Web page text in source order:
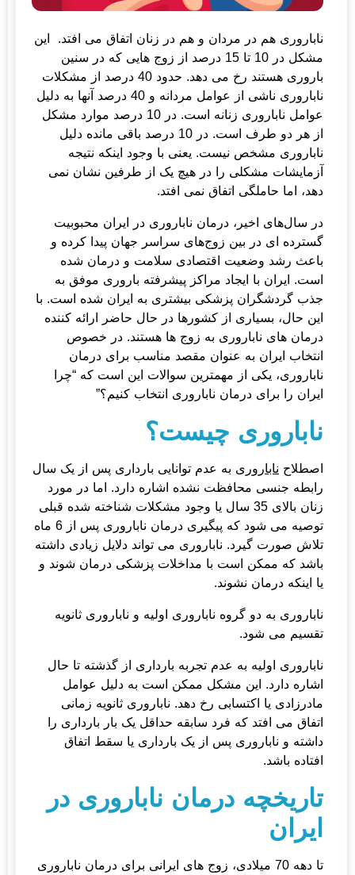
ناباروری هم در مردان و هم در زنان اتفاق می افتد. این
مشکل در 10 تا 15 درصد از زوج هایی که در سنین
باروری هستند رخ می دهد. حدود 40 درصد از مشکلات
ناباروری ناشی از عوامل مردانه و 40 درصد آنها به دلیل
عوامل ناباروری زنانه است. در 10 درصد موارد مشکل
از هر دو طرف است. در 10 درصد باقی مانده دلیل
ناباروری مشخص نیست. یعنی با وجود اینکه نتیجه
آزمایشات مشکلی را در هیچ یک از طرفین نشان نمی
دهد، اما حاملگی اتفاق نمی افتد.
در سال‌های اخیر، درمان ناباروری در ایران محبوبیت
گسترده ای در بین زوج‌های سراسر جهان پیدا کرده و
باعث رشد وضعیت اقتصادی سلامت و درمان شده
است. ایران با ایجاد مراکز پیشرفته باروری موفق به
جذب گردشگران پزشکی بیشتری به ایران شده است. با
این حال، بسیاری از کشورها در حال حاضر ارائه کننده
درمان های ناباروری به زوج ها هستند. در خصوص
انتخاب ایران به عنوان مقصد مناسب برای درمان
ناباروری، یکی از مهمترین سوالات این است که “چرا
ایران را برای درمان ناباروری انتخاب کنیم؟”
ناباروری چیست؟
اصطلاح ناباروری به عدم توانایی بارداری پس از یک سال
رابطه جنسی محافظت نشده اشاره دارد. اما در مورد
زنان بالای 35 سال یا وجود مشکلات شناخته شده قبلی
توصیه می شود که پیگیری درمان ناباروری پس از 6 ماه
تلاش صورت گیرد. ناباروری می تواند دلایل زیادی داشته
باشد که ممکن است با مداخلات پزشکی درمان شوند و
یا اینکه درمان نشوند.
ناباروری به دو گروه ناباروری اولیه و ناباروری ثانویه
تقسیم می شود.
ناباروری اولیه به عدم تجربه بارداری از گذشته تا حال
اشاره دارد. این مشکل ممکن است به دلیل عوامل
مادرزادی یا اکتسابی رخ دهد. ناباروری ثانویه زمانی
اتفاق می افتد که فرد سابقه حداقل یک بار بارداری را
داشته و ناباروری پس از یک بارداری یا سقط اتفاق
افتاده باشد.
تاریخچه درمان ناباروری در
ایران
تا دهه 70 میلادی، زوج های ایرانی برای درمان ناباروری